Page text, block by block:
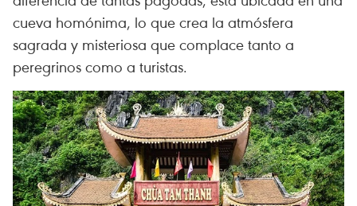
cueva homónima, lo que crea la atmósfera
sagrada y misteriosa que complace tanto a
peregrinos como a turistas.